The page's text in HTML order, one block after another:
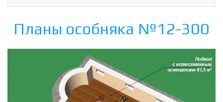
Планы особняка №12-300
Статистика
Схема
Спутник
Гибрид
Панорамы